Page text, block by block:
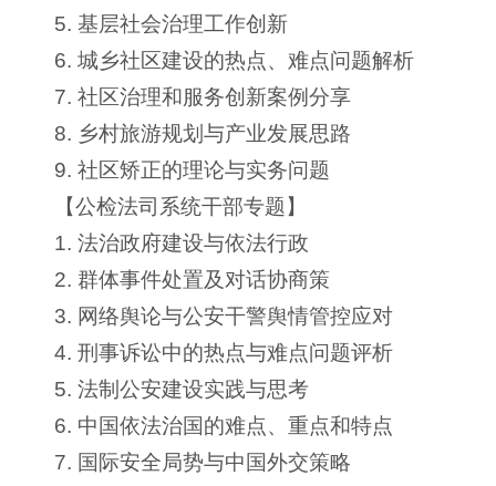
5. 基层社会治理工作创新
6. 城乡社区建设的热点、难点问题解析
7. 社区治理和服务创新案例分享
8. 乡村旅游规划与产业发展思路
9. 社区矫正的理论与实务问题
【公检法司系统干部专题】
1. 法治政府建设与依法行政
2. 群体事件处置及对话协商策
3. 网络舆论与公安干警舆情管控应对
4. 刑事诉讼中的热点与难点问题评析
5. 法制公安建设实践与思考
6. 中国依法治国的难点、重点和特点
7. 国际安全局势与中国外交策略